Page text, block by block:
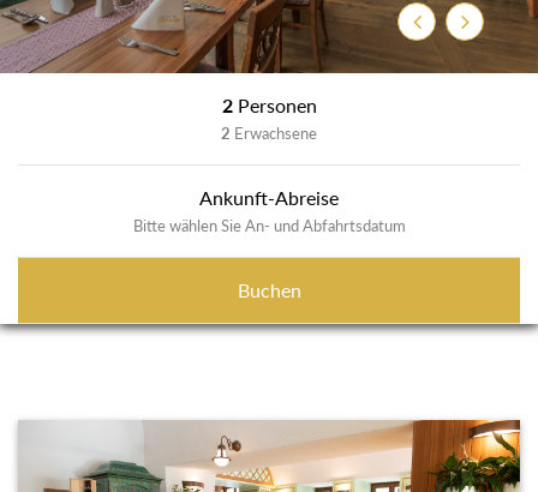
ZurückWeiter
2 Personen
2 Erwachsene
Ankunft-Abreise
Bitte wählen Sie An- und Abfahrtsdatum
Buchen